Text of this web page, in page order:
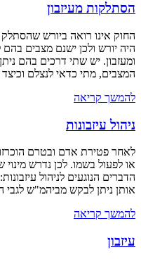
הסתלקות מעיזבון
החוק אינו רואה ביורש
היה יורש ולכן ישנם מצבים
ומעזבון. יש שתי דרכים בהם
המצבים, מתי כדאי לנצלם
להמשך קריאה
ניהול עיזבונות
לאחר פטירת אדם ובטרם הוכרזו
או לפעול בשמו. לכן נדרש מינוי
הדברים הנוגעים לניהול
אותן ניתן לבקש מביהמ"ש לגבי
להמשך קריאה
עיזבון